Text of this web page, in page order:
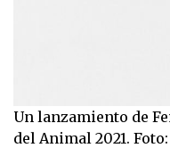
Un lanzamiento de
del Animal 2021.